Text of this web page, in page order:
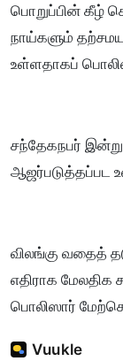
பொறுப்பின் கீழ்
நாய்களும்
உள்ளதாகப்
சந்தேகநபர்
ஆஜர்படுத்தப்பட
விலங்கு வதைத்
எதிராக
பொலிஸார்